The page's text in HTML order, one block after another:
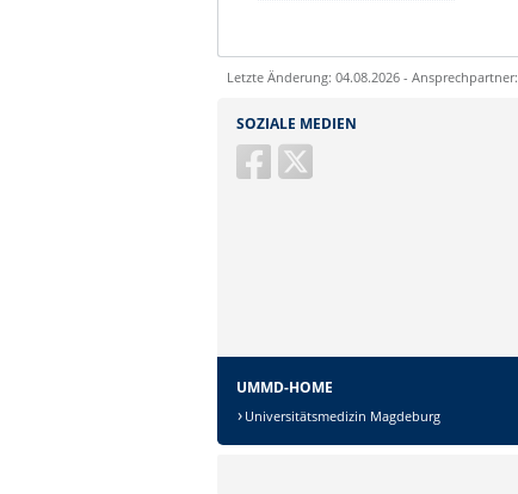
Letzte Änderung: 04.08.2026 - Ansprechpartner:
Ihre E-Mailadresse:
SOZIALE MEDIEN
UMMD-HOME
Universitätsmedizin Magdeburg